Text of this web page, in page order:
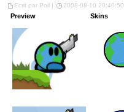
Ecrit par Poil | 2008-08-10 20:40:50
Preview Skins